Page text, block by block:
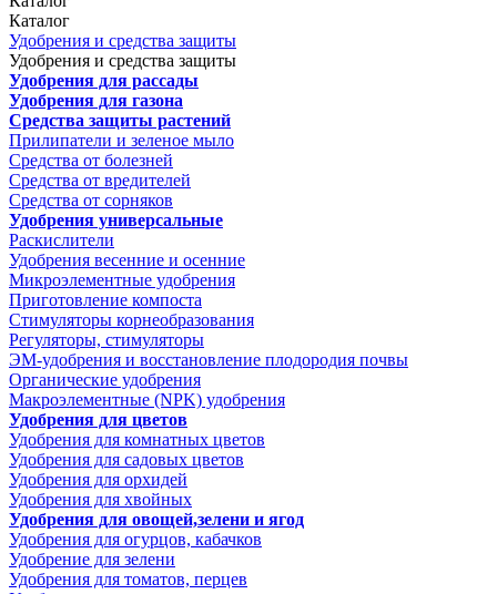
Каталог
Удобрения и средства защиты
Удобрения и средства защиты
Удобрения для рассады
Удобрения для газона
Средства защиты растений
Прилипатели и зеленое мыло
Средства от болезней
Средства от вредителей
Средства от сорняков
Удобрения универсальные
Раскислители
Удобрения весенние и осенние
Микроэлементные удобрения
Приготовление компоста
Стимуляторы корнеобразования
Регуляторы, стимуляторы
ЭМ-удобрения и восстановление плодородия почвы
Органические удобрения
Макроэлементные (NPK) удобрения
Удобрения для цветов
Удобрения для комнатных цветов
Удобрения для садовых цветов
Удобрения для орхидей
Удобрения для хвойных
Удобрения для овощей,зелени и ягод
Удобрения для огурцов, кабачков
Удобрение для зелени
Удобрения для томатов, перцев